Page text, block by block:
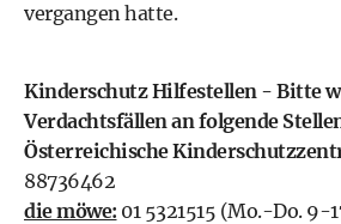
vergangen hatte.
Kinderschutz Hilfestellen - Bitte
Verdachtsfällen an folgende
Österreichische
88736462
die möwe: 01 5321515 (Mo.-Do. 9-